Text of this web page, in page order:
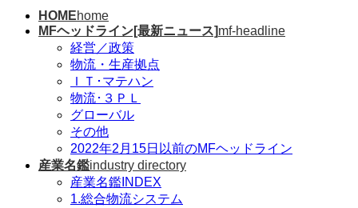
HOMEhome
MFヘッドライン[最新ニュース]mf-headline
経営／政策
物流・生産拠点
ＩＴ･マテハン
物流･３ＰＬ
グローバル
その他
2022年2月15日以前のMFヘッドライン
産業名鑑industry directory
産業名鑑INDEX
1.総合物流システム